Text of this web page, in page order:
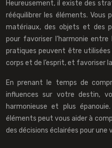
Heureusement, il existe des
rééquilibrer les éléments. Vous
matériaux, des objets et des
pour favoriser l’harmonie
pratiques peuvent être utilisées
corps et de l’esprit, et favoriser
En prenant le temps de
influences sur votre destin,
harmonieuse et plus
éléments peut vous aider à
des décisions éclairées pour une